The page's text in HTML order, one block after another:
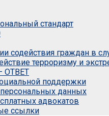
стандарт
содействия граждан в
терроризму и
ОТВЕТ
поддержки
данных
адвокатов
ссылки